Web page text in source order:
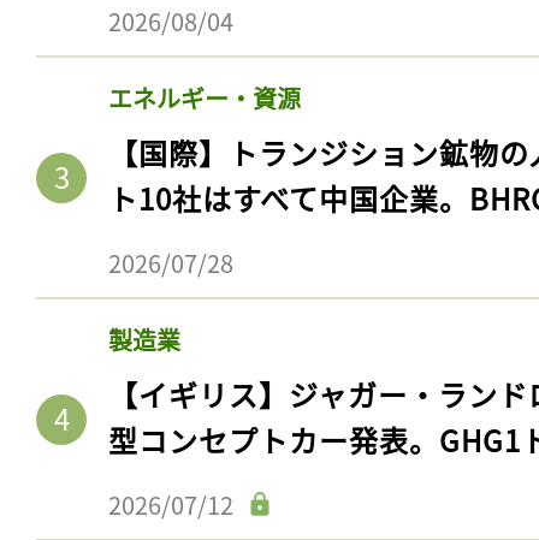
2026/08/04
エネルギー・資源
【国際】トランジション鉱物
ト10社はすべて中国企業。
2026/07/28
製造業
【イギリス】ジャガー・ラン
型コンセプトカー発表。GHG1
2026/07/12